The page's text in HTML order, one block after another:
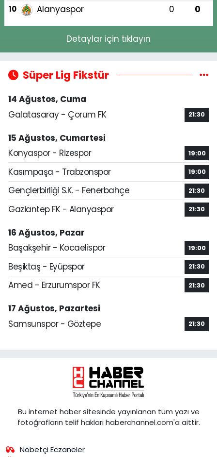
10 Alanyaspor 0 0
Detaylar için tıklayın
Süper Lig Fikstür
14 Ağustos, Cuma
Galatasaray - Çorum FK
21:30
15 Ağustos, Cumartesi
Konyaspor - Rizespor
19:00
Kasımpaşa - Trabzonspor 19:00
Gençlerbirliği S.K. - Fenerbahçe 21:30
Gaziantep FK - Alanyaspor 21:30
16 Ağustos, Pazar
Başakşehir - Kocaelispor
19:00
Beşiktaş - Eyüpspor 21:30
Amed - Erzurumspor FK 21:30
17 Ağustos, Pazartesi
Samsunspor - Göztepe
21:30
Bu internet haber sitesinde yayınlanan tüm yazı ve
fotoğrafların telif hakları haberchannel.com'a aittir.
Nöbetçi Eczaneler